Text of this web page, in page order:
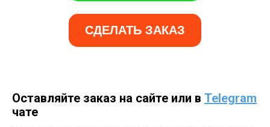
СДЕЛАТЬ ЗАКАЗ
Оставляйте заказ на сайте или в Telegram
чате